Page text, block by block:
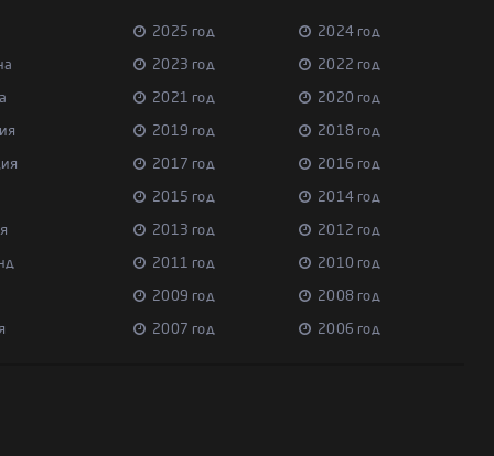
2025 год 2024 год
2023 год 2022 год
2021 год 2020 год
2019 год 2018 год
2017 год 2016 год
2015 год 2014 год
2013 год 2012 год
2011 год 2010 год
2009 год 2008 год
2007 год 2006 год